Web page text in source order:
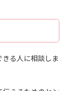
る人に相談しま